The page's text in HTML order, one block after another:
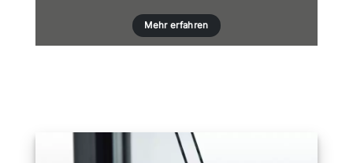
Mehr erfahren